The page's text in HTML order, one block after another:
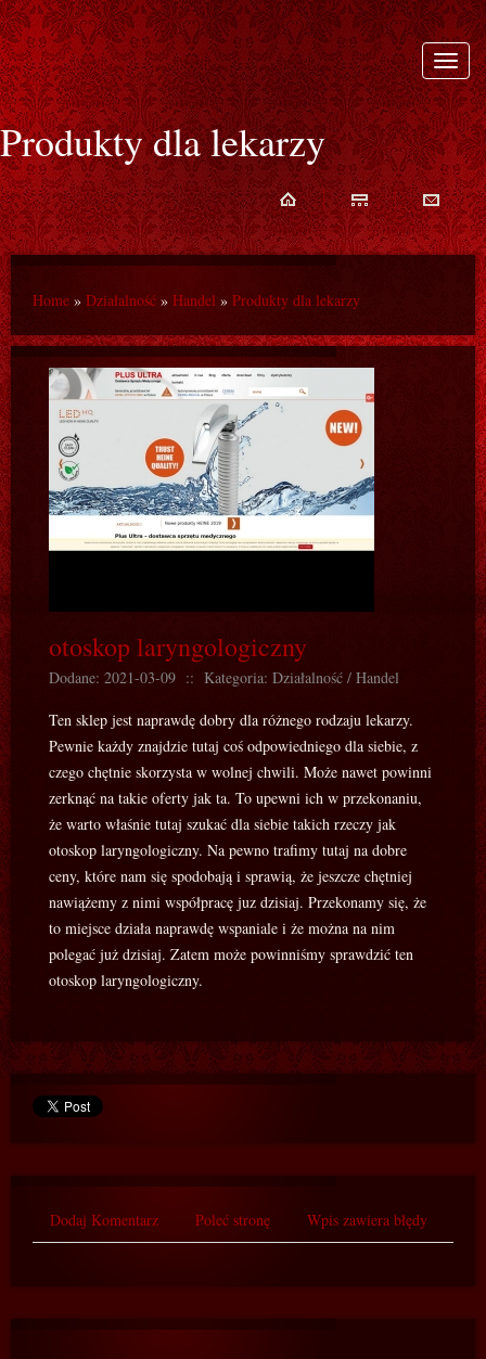
Produkty dla lekarzy
Home » Działalność » Handel » Produkty dla lekarzy
otoskop laryngologiczny
Dodane: 2021-03-09 :: Kategoria: Działalność / Handel
Ten sklep jest naprawdę dobry dla różnego rodzaju lekarzy.
Pewnie każdy znajdzie tutaj coś odpowiedniego dla siebie, z
czego chętnie skorzysta w wolnej chwili. Może nawet powinni
zerknąć na takie oferty jak ta. To upewni ich w przekonaniu,
że warto właśnie tutaj szukać dla siebie takich rzeczy jak
otoskop laryngologiczny. Na pewno trafimy tutaj na dobre
ceny, które nam się spodobają i sprawią, że jeszcze chętniej
nawiążemy z nimi współpracę juz dzisiaj. Przekonamy się, że
to miejsce działa naprawdę wspaniale i że można na nim
polegać już dzisiaj. Zatem może powinniśmy sprawdzić ten
otoskop laryngologiczny.
Dodaj Komentarz Poleć stronę Wpis zawiera błędy